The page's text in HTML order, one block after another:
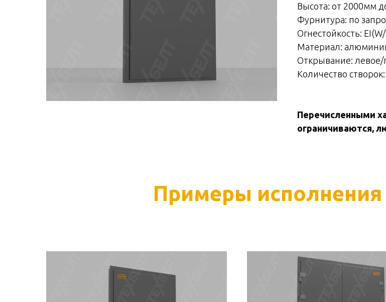
Высота: от 2000мм
Фурнитура: по
Огнестойкость:
Материал:
Открывание: левое/
Количество
Перечисленными
ограничиваются,
Примеры исполнения